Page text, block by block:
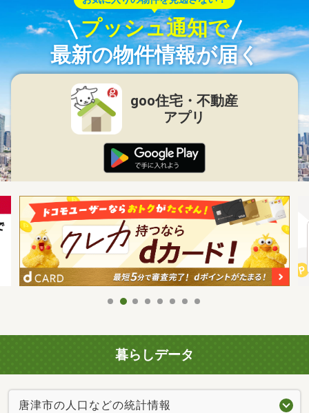
プッシュ通知で
最新の物件情報が届く
goo住宅・不動産
アプリ
暮らしデータ
唐津市の人口などの統計情報